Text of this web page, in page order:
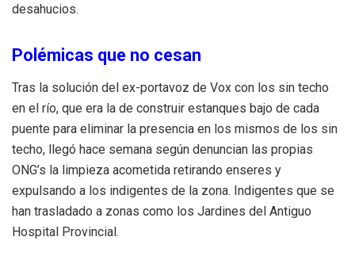
desahucios.
Polémicas que no cesan
Tras la solución del ex-portavoz de Vox con los sin techo
en el río, que era la de construir estanques bajo de cada
puente para eliminar la presencia en los mismos de los sin
techo, llegó hace semana según denuncian las propias
ONG’s la limpieza acometida retirando enseres y
expulsando a los indigentes de la zona. Indigentes que se
han trasladado a zonas como los Jardines del Antiguo
Hospital Provincial.